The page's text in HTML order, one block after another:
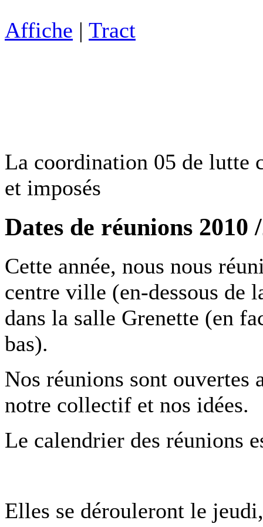
Affiche | Tract
La coordination 05 de lutte
et imposés
Dates de réunions 2010
Cette année, nous nous
centre ville (en-dessous de
dans la salle Grenette (en
bas).
Nos réunions sont ouvertes
notre collectif et nos idées.
Le calendrier des réunions
Elles se dérouleront le